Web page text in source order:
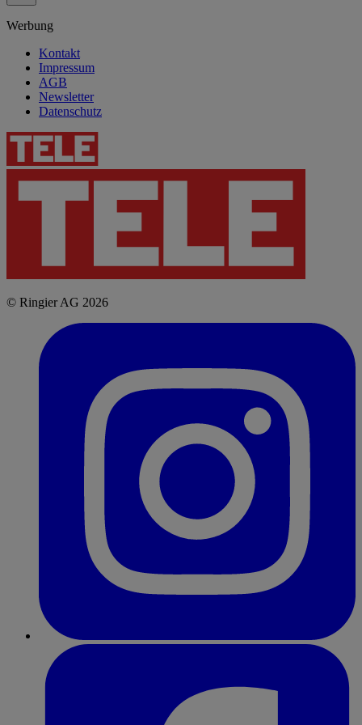
Werbung
Kontakt
Impressum
AGB
Newsletter
Datenschutz
© Ringier AG 2026